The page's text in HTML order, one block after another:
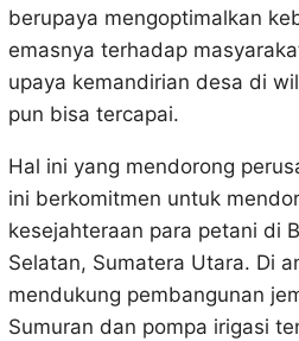
berupaya mengoptimalkan
emasnya terhadap
upaya kemandirian desa di
pun bisa tercapai.
Hal ini yang mendorong
ini berkomitmen untuk
kesejahteraan para petani di
Selatan, Sumatera Utara. Di
mendukung pembangunan
Sumuran dan pompa irigasi